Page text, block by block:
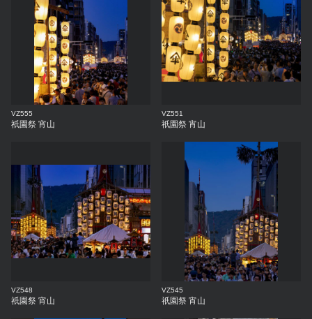
VZ555
祇園祭 宵山
VZ551
祇園祭 宵山
VZ548
祇園祭 宵山
VZ545
祇園祭 宵山